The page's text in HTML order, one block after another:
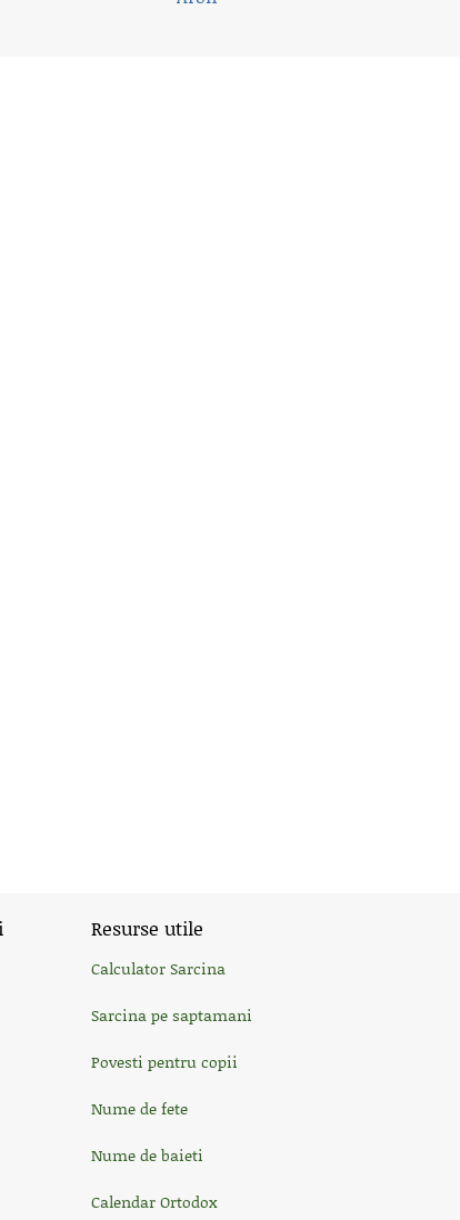
Resurse utile
Calculator Sarcina
Sarcina pe saptamani
Povesti pentru copii
Nume de fete
Nume de baieti
Calendar Ortodox